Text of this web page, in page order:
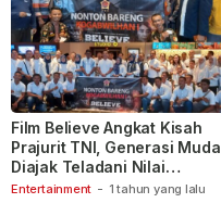
Entertainment - 1 tahun yang lalu
Film Believe Angkat Kisah
Prajurit TNI, Generasi Muda
Diajak Teladani Nilai
Keberanian